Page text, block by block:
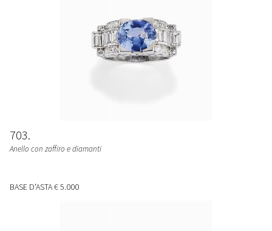
703
Anello con zaffiro e diamanti
BASE D'ASTA€ 5.000